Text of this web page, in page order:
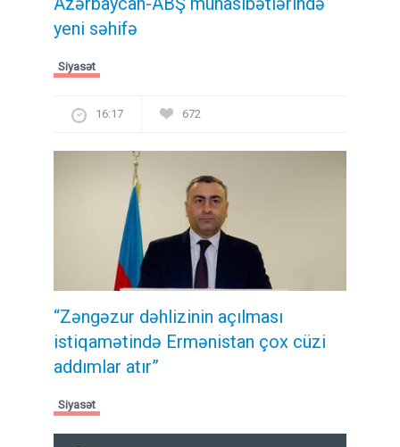
yeni səhifə
Siyasət
16:17 672
“Zəngəzur dəhlizinin açılması
istiqamətində Ermənistan çox cüzi
addımlar atır”
Siyasət